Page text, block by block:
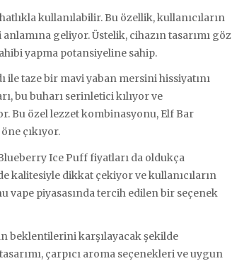
kullanılabilir. Bu özellik, kullanıcıların
geliyor. Üstelik, cihazın tasarımı göz
yapma potansiyeline sahip.
ile taze bir mavi yaban mersini hissiyatını
bu buharı serinletici kılıyor ve
Bu özel lezzet kombinasyonu, Elf Bar
çıkıyor.
Ice Puff fiyatları da oldukça
kalitesiyle dikkat çekiyor ve kullanıcıların
vape piyasasında tercih edilen bir seçenek
beklentilerini karşılayacak şekilde
çarpıcı aroma seçenekleri ve uygun